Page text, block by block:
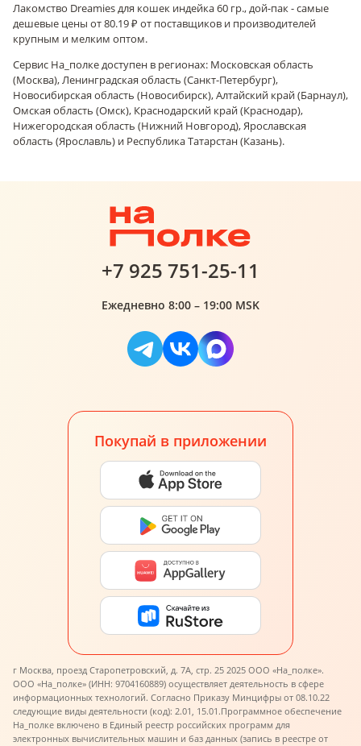
Лакомство Dreamies для кошек индейка 60 гр., дой-пак - самые
дешевые цены от 80.19 ₽ от поставщиков и производителей
крупным и мелким оптом.
Сервис На_полке доступен в регионах: Московская область
(Москва), Ленинградская область (Санкт-Петербург),
Новосибирская область (Новосибирск), Алтайский край (Барнаул),
Омская область (Омск), Краснодарский край (Краснодар),
Нижегородская область (Нижний Новгород), Ярославская
область (Ярославль) и Республика Татарстан (Казань).
+7 925 751-25-11
Ежедневно 8:00 – 19:00 MSK
Покупай в приложении
г Москва, проезд Старопетровский, д. 7А, стр. 25 2025 ООО «На_полке».
ООО «На_полке» (ИНН: 9704160889) осуществляет деятельность в сфере
информационных технологий. Согласно Приказу Минцифры от 08.10.22
следующие виды деятельности (код): 2.01, 15.01.Программное обеспечение
На_полке включено в Единый реестр российских программ для
электронных вычислительных машин и баз данных (запись в реестре от